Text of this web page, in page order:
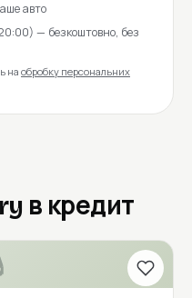
авто
— безкоштовно, без
на обробку персональних
в кредит